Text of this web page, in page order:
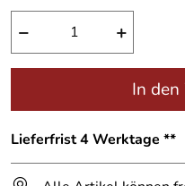
− +
In
Lieferfrist 4 Werktage **